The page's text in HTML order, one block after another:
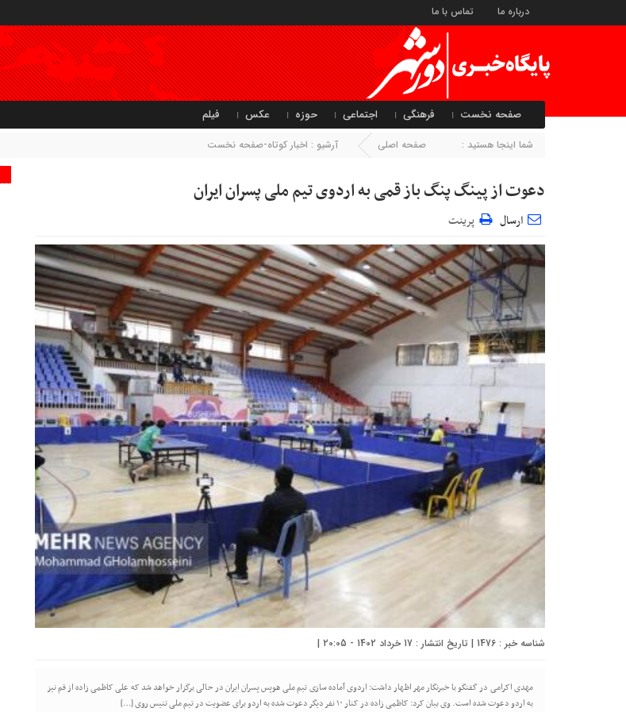
درباره ما تماس با ما
صفحه نخست فرهنگی اجتماعی حوزه عکس فیلم
شما اینجا هستید : صفحه اصلی آرشیو : اخبار کوتاه-صفحه نخست
دعوت از پینگ پنگ باز قمی به اردوی تیم ملی پسران ایران
ارسال پرینت
شناسه خبر : 1476 | تاریخ انتشار : 17 خرداد 1402 - 20:05 |
مهدی اکرامی در گفتگو با خبرنگار مهر اظهار داشت: اردوی آماده سازی تیم ملی هوپس پسران ایران در حالی برگزار خواهد شد که علی کاظمی زاده از قم نیز
به اردو دعوت شده است. وی بیان کرد: کاظمی زاده در کنار ۱۰ نفر دیگر دعوت شده به اردو برای عضویت در تیم ملی تنیس روی […]